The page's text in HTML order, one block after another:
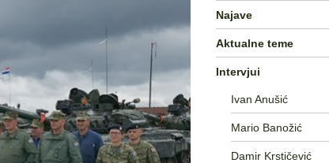
Najave
Aktualne teme
Intervjui
Ivan Anušić
Mario Banožić
Damir Krstičević